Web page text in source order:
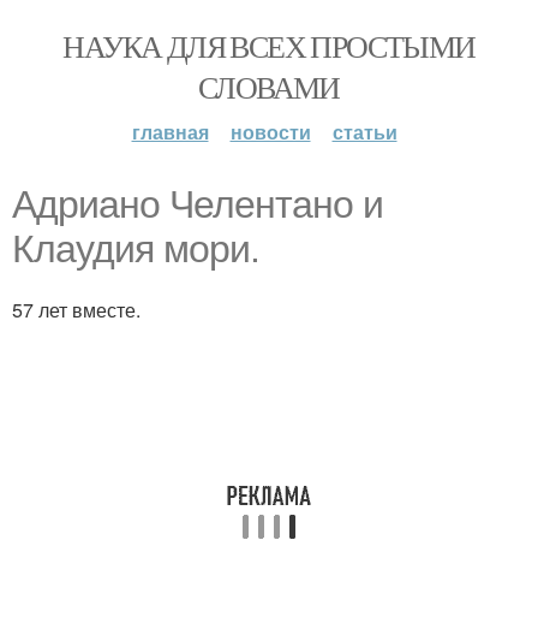
НАУКА ДЛЯ ВСЕХ ПРОСТЫМИ
СЛОВАМИ
главная новости статьи
Адриано Челентано и
Клаудия мори.
57 лет вместе.